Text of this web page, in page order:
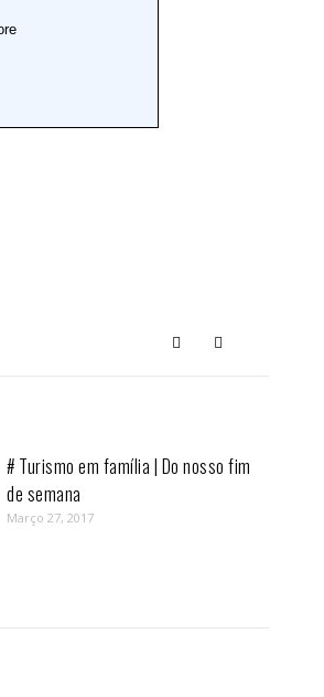
# Turismo em família | Do nosso fim
de semana
Março 27, 2017